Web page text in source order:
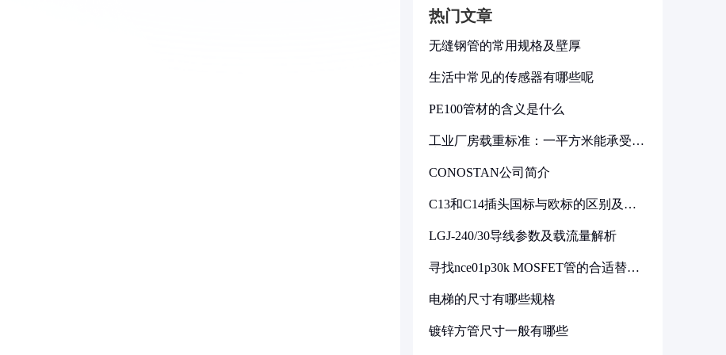
热门文章
无缝钢管的常用规格及壁厚
生活中常见的传感器有哪些呢
PE100管材的含义是什么
工业厂房载重标准：一平方米能承受多
CONOSTAN公司简介
C13和C14插头国标与欧标的区别及其
LGJ-240/30导线参数及载流量解析
寻找nce01p30k MOSFET管的合适替代
电梯的尺寸有哪些规格
镀锌方管尺寸一般有哪些